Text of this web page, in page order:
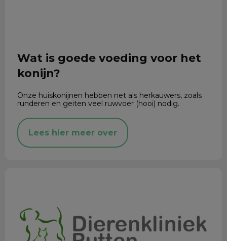
Wat is goede voeding voor het
konijn?
Onze huiskonijnen hebben net als herkauwers, zoals
runderen en geiten veel ruwvoer (hooi) nodig.
Lees hier meer over